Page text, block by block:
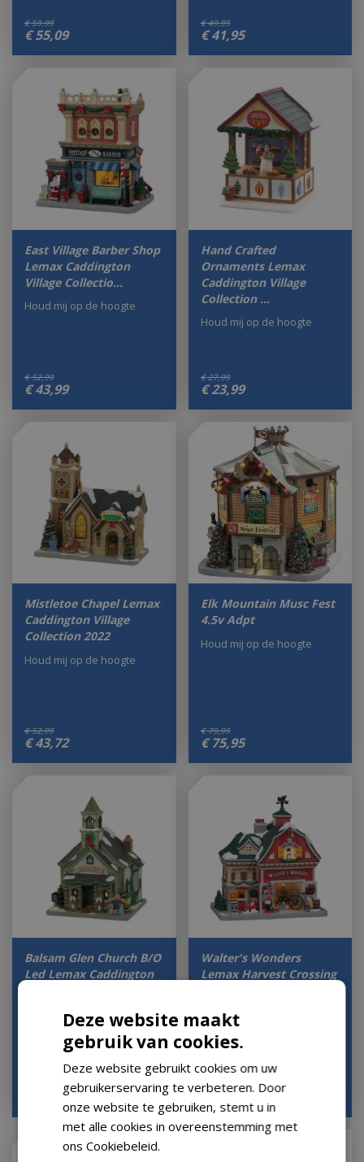
€ 59,99
€ 55,09
€ 49,99
€ 41,95
East Village Barber Shop
Lemax Caddington
Village Collectio…
€ 52,99
€ 43,99
Houd mij op de hoogte
Hand Crafted
Ornaments Lemax
Caddington Village
Collection …
€ 27,99
€ 23,99
Houd mij op de hoogte
Mistletoe Chapel Lemax
Caddington Village
Collection 2022
€ 52,99
€ 43,72
Houd mij op de hoogte
Elk Mountain Musc Fest
4.5v Adpt
€ 79,99
€ 75,95
Houd mij op de hoogte
Balsam Glen Church B/O
Led Lemax Caddington
84
Houd mij op de hoogte
Walter's Wonders
Lemax Harvest Crossing
€ 64,99
€58,49
Houd mij op de hoogte
Deze website maakt
gebruik van cookies.
Deze website gebruikt cookies om uw
gebruikerservaring te verbeteren. Door
onze website te gebruiken, stemt u in
met alle cookies in overeenstemming met
ons Cookiebeleid.